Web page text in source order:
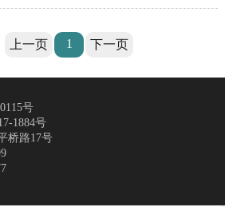
白癜风患者带来极大的困扰。治疗老年白
上一页 1 下一页
号
1884号
桥路17号